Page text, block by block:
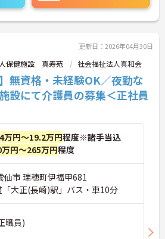
更新日：2026年04月30日
保健施設 真寿苑 社会福祉法人真和会
無資格・未経験OK／夜勤な
設にて介護員の募集＜正社員
万円～19.2万円程度※諸手当込
円～265万円程度
仙市 瑞穂町伊福甲681
「大正(長崎)駅」バス・車10分
職員)